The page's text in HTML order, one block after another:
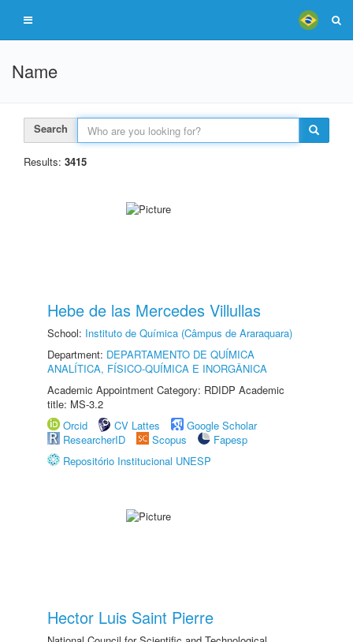
Name
Search
Results: 3415
Hebe de las Mercedes Villullas
School: Instituto de Química (Câmpus de Araraquara)
Department: DEPARTAMENTO DE QUÍMICA
ANALÍTICA, FÍSICO-QUÍMICA E INORGÂNICA
Academic Appointment Category: RDIDP Academic
title: MS-3.2
Orcid
CV Lattes
Google Scholar
ResearcherID
Scopus
Fapesp
Repositório Institucional UNESP
Hector Luis Saint Pierre